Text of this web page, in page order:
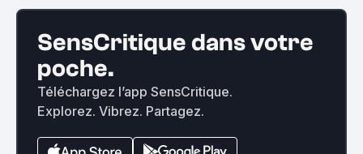
SensCritique dans votre
poche.
Téléchargez l’app SensCritique.
Explorez. Vibrez. Partagez.